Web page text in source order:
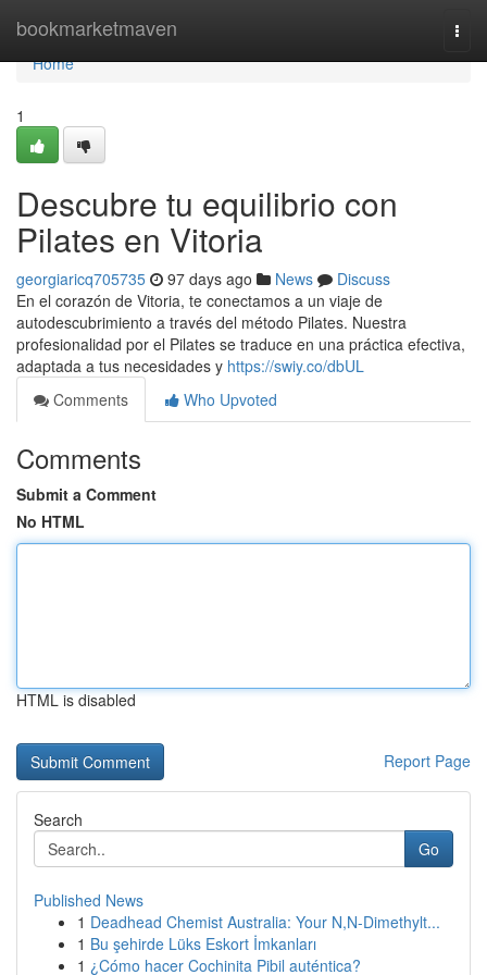
bookmarketmaven
Home
Home
1
Descubre tu equilibrio con
Pilates en Vitoria
georgiaricq705735 97 days ago News
Discuss
En el corazón de Vitoria, te conectamos a un viaje de
autodescubrimiento a través del método Pilates. Nuestra
profesionalidad por el Pilates se traduce en una práctica efectiva,
adaptada a tus necesidades y https://swiy.co/dbUL
Comments
Who Upvoted
Comments
Submit a Comment
No HTML
HTML is disabled
Report Page
Search
Go
Published News
1 Deadhead Chemist Australia: Your N,N-Dimethylt...
1 Bu şehirde Lüks Eskort İmkanları
1 ¿Cómo hacer Cochinita Pibil auténtica?